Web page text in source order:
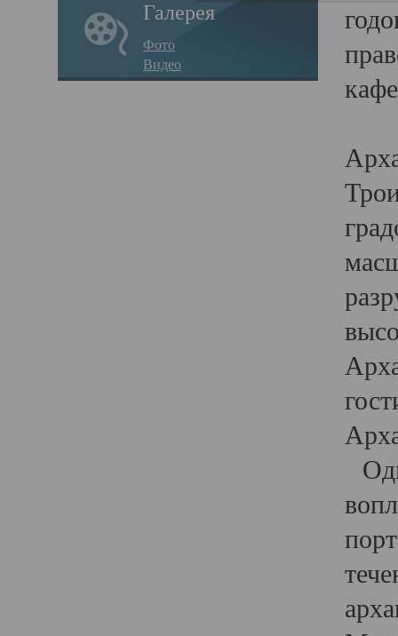
Галерея
Фото
Видео